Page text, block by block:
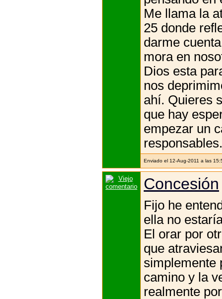
Me llama la
25 donde
darme
mora en
Dios esta
nos
ahí. Quieres
que hay
empezar un
responsables.
Enviado el 12-Aug-2011 a las
Concesión
Fijo he
ella no
El orar por
que
simplemente
camino y la
realmente